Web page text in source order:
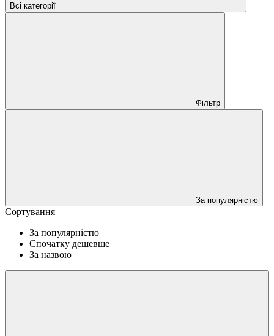
Всі категорії
Фільтр
За популярністю
Сортування
За популярністю
Спочатку дешевше
За назвою